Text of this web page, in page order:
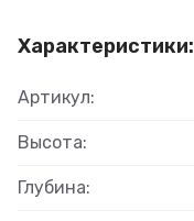
Характеристики:
Артикул:
Высота:
Глубина: